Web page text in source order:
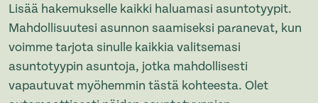
Lisää hakemukselle kaikki haluamasi asuntotyypit.
Mahdollisuutesi asunnon saamiseksi paranevat, kun
voimme tarjota sinulle kaikkia valitsemasi
asuntotyypin asuntoja, jotka mahdollisesti
vapautuvat myöhemmin tästä kohteesta. Olet